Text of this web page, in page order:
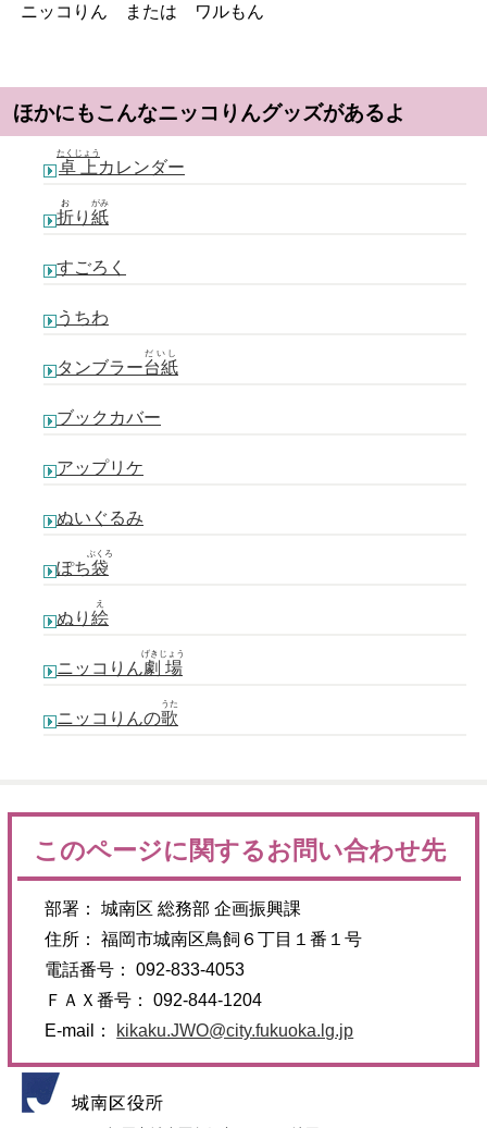
ニッコりん または ワルもん
ほかにもこんなニッコりんグッズがあるよ
卓上
たくじょう
カレンダー
折
お
り 紙
がみ
すごろく
うちわ
タンブラー台紙
だいし
ブックカバー
アップリケ
ぬいぐるみ
ぽち袋
ぶくろ
ぬり 絵
え
ニッコりん劇場
げきじょう
ニッコりんの歌
うた
このページに関するお問い合わせ先
部署： 城南区 総務部 企画振興課
住所： 福岡市城南区鳥飼６丁目１番１号
電話番号： 092-833-4053
ＦＡＸ番号： 092-844-1204
E-mail：
kikaku.JWO@city.fukuoka.lg.jp